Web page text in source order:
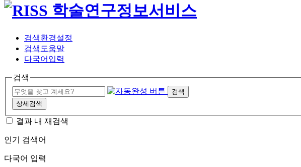
검색환경설정
검색도움말
다국어입력
검색
검색
상세검색
결과 내 재검색
인기 검색어
다국어 입력